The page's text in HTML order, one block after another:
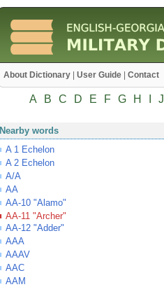
About Dictionary User Guide Contact
A B C D E F G H J
Nearby words
A 1 Echelon
A 2 Echelon
A/A
AA
AA-10 "Alamo"
AA-11 "Archer"
AA-12 "Adder"
AAA
AAAV
AAC
AAM